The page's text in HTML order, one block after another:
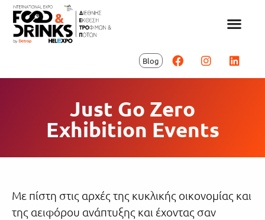
Blog
Just Go Zero
Exhibition Events
Με πίστη στις αρχές της κυκλικής οικονομίας και
της αειφόρου ανάπτυξης και έχοντας σαν